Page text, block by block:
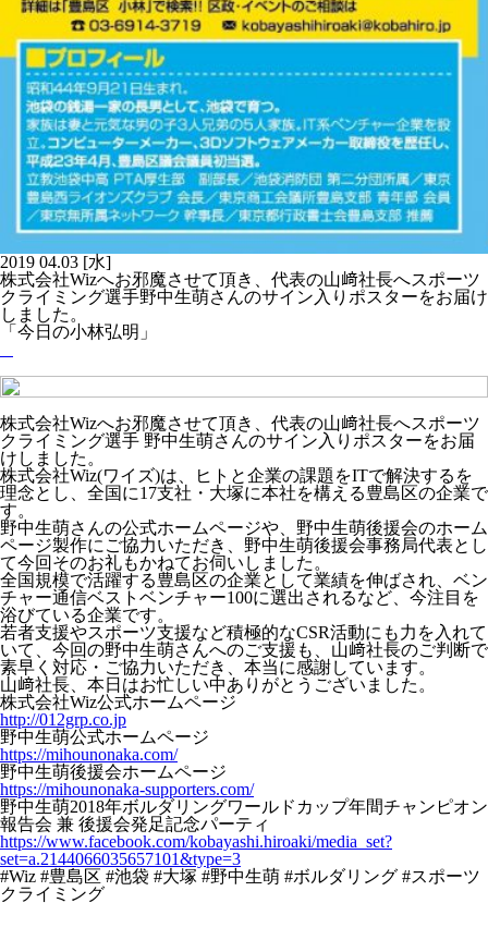
2019 04.03 [水]
株式会社Wizへお邪魔させて頂き、代表の山﨑社長へスポーツ
クライミング選手野中生萌さんのサイン入りポスターをお届け
しました。
「今日の小林弘明」
株式会社Wizへお邪魔させて頂き、代表の山﨑社長へスポーツ
クライミング選手 野中生萌さんのサイン入りポスターをお届
けしました。
株式会社Wiz(ワイズ)は、ヒトと企業の課題をITで解決するを
理念とし、全国に17支社・大塚に本社を構える豊島区の企業で
す。
野中生萌さんの公式ホームページや、野中生萌後援会のホーム
ページ製作にご協力いただき、野中生萌後援会事務局代表とし
て今回そのお礼もかねてお伺いしました。
全国規模で活躍する豊島区の企業として業績を伸ばされ、ベン
チャー通信ベストベンチャー100に選出されるなど、今注目を
浴びている企業です。
若者支援やスポーツ支援など積極的なCSR活動にも力を入れて
いて、今回の野中生萌さんへのご支援も、山﨑社長のご判断で
素早く対応・ご協力いただき、本当に感謝しています。
山﨑社長、本日はお忙しい中ありがとうございました。
株式会社Wiz公式ホームページ
http://012grp.co.jp
野中生萌公式ホームページ
https://mihounonaka.com/
野中生萌後援会ホームページ
https://mihounonaka-supporters.com/
野中生萌2018年ボルダリングワールドカップ年間チャンピオン
報告会 兼 後援会発足記念パーティ
https://www.facebook.com/kobayashi.hiroaki/media_set?
set=a.2144066035657101&type=3
#Wiz #豊島区 #池袋 #大塚 #野中生萌 #ボルダリング #スポーツ
クライミング